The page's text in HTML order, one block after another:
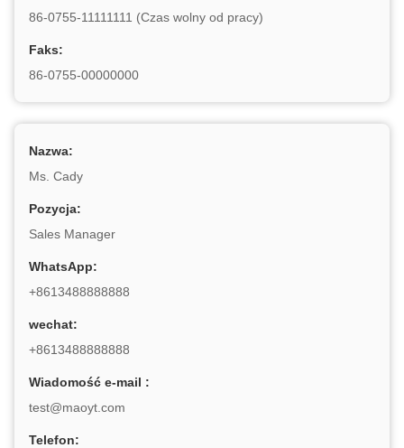
86-0755-11111111 (Czas wolny od pracy)
Faks:
86-0755-00000000
Nazwa:
Ms. Cady
Pozycja:
Sales Manager
WhatsApp:
+8613488888888
wechat:
+8613488888888
Wiadomość e-mail :
test@maoyt.com
Telefon: